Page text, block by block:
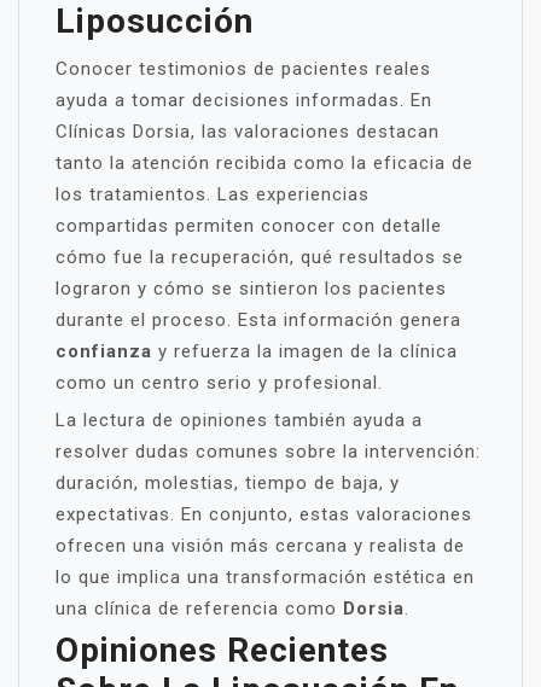
Liposucción
Conocer testimonios de pacientes reales
ayuda a tomar decisiones informadas. En
Clínicas Dorsia, las valoraciones destacan
tanto la atención recibida como la eficacia de
los tratamientos. Las experiencias
compartidas permiten conocer con detalle
cómo fue la recuperación, qué resultados se
lograron y cómo se sintieron los pacientes
durante el proceso. Esta información genera
confianza y refuerza la imagen de la clínica
como un centro serio y profesional.
La lectura de opiniones también ayuda a
resolver dudas comunes sobre la intervención:
duración, molestias, tiempo de baja, y
expectativas. En conjunto, estas valoraciones
ofrecen una visión más cercana y realista de
lo que implica una transformación estética en
una clínica de referencia como Dorsia.
Opiniones Recientes